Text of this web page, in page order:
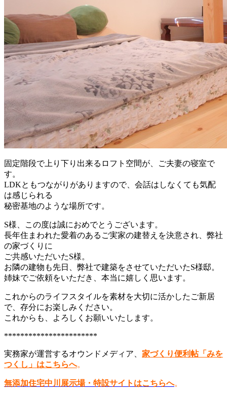
固定階段で上り下り出来るロフト空間が、ご夫妻の寝室で
す。
LDKともつながりがありますので、会話はしなくても気配
は感じられる
秘密基地のような場所です。
S様、この度は誠におめでとうございます。
長年住まわれた愛着のあるご実家の建替えを決意され、弊社
の家づくりに
ご共感いただいたS様。
お隣の建物も先日、弊社で建築をさせていただいたS様邸。
姉妹でご依頼をいただき、本当に嬉しく思います。
これからのライフスタイルを素材を大切に活かしたご新居
で、存分にお楽しみください。
これからも、よろしくお願いいたします。
***********************
実務家が運営するオウンドメディア、 家づくり便利帖「みを
つくし」はこちらへ。
無添加住宅中川展示場・特設サイトはこちらへ。